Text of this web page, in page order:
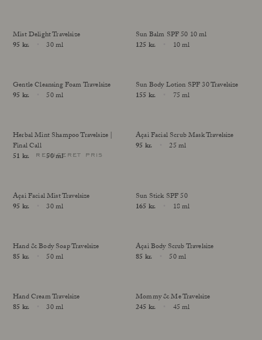
Alle
Interviews
Behandlinger
Hos udvalgte klinikker
Made in Denmark
Amazonas
Vores Grundlægger
Din guide til ansigtspleje med SPF Lær Açai
Mist Delight Travelsize
Price
95 kr.
30 ml
Sun Balm SPF 50 10 ml
Price
125 kr.
10 ml
Gentle Cleansing Foam Travelsize
Price
95 kr.
50 ml
Sun Body Lotion SPF 30 Travelsize
Price
155 kr.
75 ml
reduceret pris
Herbal Mint Shampoo Travelsize |
Final Call
Price
51 kr.
50 ml
Açai Facial Scrub Mask Travelsize
Price
95 kr.
25 ml
Açai Facial Mist Travelsize
Price
95 kr.
30 ml
Sun Stick SPF 50
Price
165 kr.
18 ml
Hand & Body Soap Travelsize
Price
85 kr.
50 ml
Açai Body Scrub Travelsize
Price
85 kr.
50 ml
Hand Cream Travelsize
Price
85 kr.
30 ml
Mommy & Me Travelsize
Price
245 kr.
45 ml